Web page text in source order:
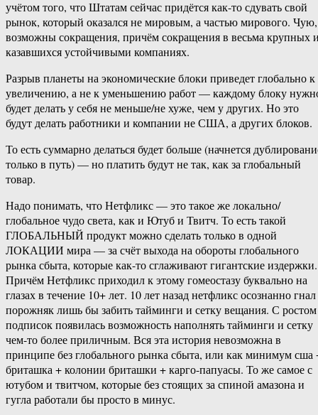
учётом того, что Штатам сейчас придётся как-то сдувать свой
рынок, который оказался не мировым, а частью мирового. Чую,
возможны сокращения, причём сокращения в весьма крупных
казавшихся устойчивыми компаниях.
Разрыв планеты на экономические блоки приведет глобально к
увеличению, а не к уменьшению работ — каждому блоку
будет делать у себя не меньше/не хуже, чем у других. Но это
будут делать работники и компании не США, а других блоков.
То есть суммарно делаться будет больше (начнется
только в путь) — но платить будут не так, как за глобальный
товар.
Надо понимать, что Нетфликс — это такое же локально/
глобальное чудо света, как и Ютуб и Твитч. То есть такой
ГЛОБАЛЬНЫЙ продукт можно сделать только в одной
ЛОКАЦИИ мира — за счёт выхода на обороты глобального
рынка сбыта, которые как-то сглаживают гигантские издержки.
Причём Нетфликс приходил к этому гомеостазу буквально на
глазах в течение 10+ лет. 10 лет назад нетфликс осознанно гнал
порожняк лишь бы забить тайминги и сетку вещания. С ростом
подписок появилась возможность наполнять тайминги и сетку
чем-то более приличным. Вся эта история невозможна в
принципе без глобального рынка сбыта, или как минимум сша
бриташка + колонии бриташки + карго-папуасы. То же самое с
ютубом и твитчом, которые без стоящих за спиной амазона и
гугла работали бы просто в минус.